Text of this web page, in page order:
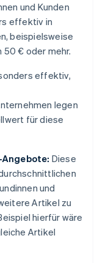
und Kunden
effektiv in
beispielsweise
50 € oder mehr.
effektiv,
legen
für diese
Diese
und
Artikel zu
hierfür wäre
Artikel